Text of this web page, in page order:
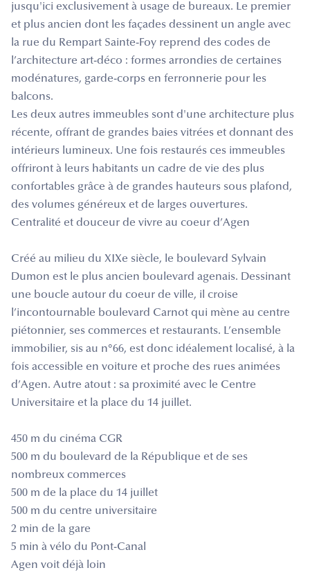
jusqu'ici exclusivement à usage de bureaux. Le premier
et plus ancien dont les façades dessinent un angle avec
la rue du Rempart Sainte-Foy reprend des codes de
l’architecture art-déco : formes arrondies de certaines
modénatures, garde-corps en ferronnerie pour les
balcons.
Les deux autres immeubles sont d'une architecture plus
récente, offrant de grandes baies vitrées et donnant des
intérieurs lumineux. Une fois restaurés ces immeubles
offriront à leurs habitants un cadre de vie des plus
confortables grâce à de grandes hauteurs sous plafond,
des volumes généreux et de larges ouvertures.
Centralité et douceur de vivre au coeur d’Agen
Créé au milieu du XIXe siècle, le boulevard Sylvain
Dumon est le plus ancien boulevard agenais. Dessinant
une boucle autour du coeur de ville, il croise
l’incontournable boulevard Carnot qui mène au centre
piétonnier, ses commerces et restaurants. L’ensemble
immobilier, sis au n°66, est donc idéalement localisé, à la
fois accessible en voiture et proche des rues animées
d’Agen. Autre atout : sa proximité avec le Centre
Universitaire et la place du 14 juillet.
450 m du cinéma CGR
500 m du boulevard de la République et de ses
nombreux commerces
500 m de la place du 14 juillet
500 m du centre universitaire
2 min de la gare
5 min à vélo du Pont-Canal
Agen voit déjà loin